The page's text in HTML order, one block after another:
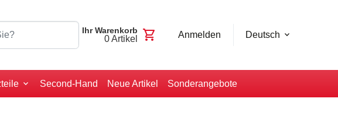
Ihr Warenkorb
0Artikel shopping_cart Anmelden Deutsch
Second-Hand Neue Artikel Sonderangebote